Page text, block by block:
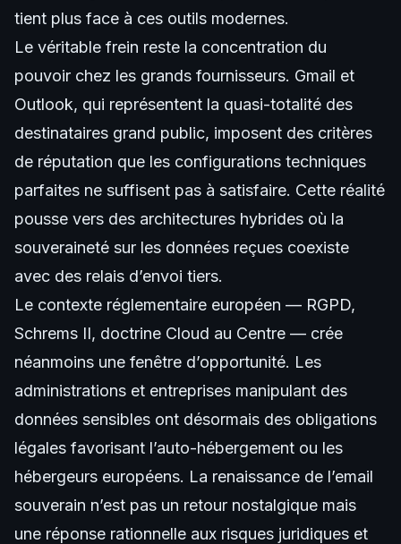
tient plus face à ces outils modernes.
Le véritable frein reste la concentration du
pouvoir chez les grands fournisseurs. Gmail et
Outlook, qui représentent la quasi-totalité des
destinataires grand public, imposent des critères
de réputation que les configurations techniques
parfaites ne suffisent pas à satisfaire. Cette réalité
pousse vers des architectures hybrides où la
souveraineté sur les données reçues coexiste
avec des relais d’envoi tiers.
Le contexte réglementaire européen — RGPD,
Schrems II, doctrine Cloud au Centre — crée
néanmoins une fenêtre d’opportunité. Les
administrations et entreprises manipulant des
données sensibles ont désormais des obligations
légales favorisant l’auto-hébergement ou les
hébergeurs européens. La renaissance de l’email
souverain n’est pas un retour nostalgique mais
une réponse rationnelle aux risques juridiques et